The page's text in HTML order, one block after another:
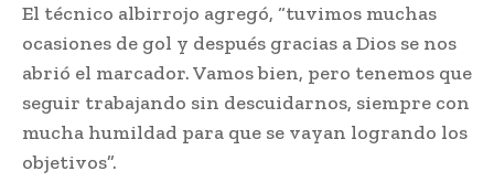
El técnico albirrojo agregó, “tuvimos muchas
ocasiones de gol y después gracias a Dios se nos
abrió el marcador. Vamos bien, pero tenemos que
seguir trabajando sin descuidarnos, siempre con
mucha humildad para que se vayan logrando los
objetivos”.